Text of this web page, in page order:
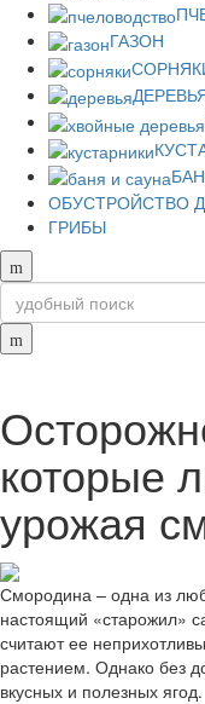
ГАЗОН
ОБУСТРОЙСТВО
ГРИБЫ
которые
урожая
Смородина – одна из
настоящий «старожил»
считают ее
растением. Однако без
вкусных и полезных ягод.